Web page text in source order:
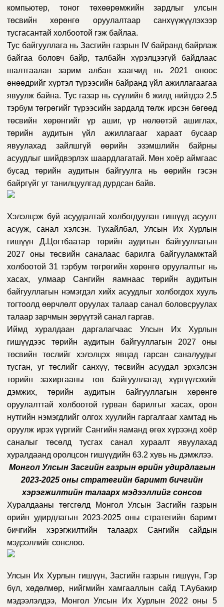
компьютер, тоног төхөөрөмжийн зардлыг улсын
төсвийн хөрөнгө оруулалтаар санхүүжүүлэхээр
тусгасантай холбоотой гэж байлаа.
Тус байгууллага нь Засгийн газрын IV байранд байрлаж
байгаа боловч байр, талбайн хүрэлцээгүй байдлаас
шалтгаалан зарим албан хаагчид нь 2021 оноос
өнөөдрийг хүртэл түрээсийн байранд үйл ажиллагаагаа
явуулж байна. Тус газар нь сүүлийн 6 жилд нийтдээ 2.5
тэрбум төгрөгийг түрээсийн зардалд төлж ирсэн бөгөөд
төсвийн хөрөнгийг үр ашиг, үр нөлөөтэй ашиглах,
төрийн аудитын үйл ажиллагааг хараат бусаар
явуулахад зайлшгүй өөрийн эзэмшлийн байрны
асуудлыг шийдвэрлэх шаардлагатай. Мөн хоёр аймгаас
бусад төрийн аудитын байгуулга нь өөрийн гэсэн
байргүйг уг танилцуулгад дурдсан байв.
Хэлэлцэж буй асуудалтай холбогдуулан гишүүд асуулт
асууж, санал хэлсэн. Тухайлбал, Улсын Их Хурлын
гишүүн Д.Цогтбаатар төрийн аудитын байгууллагын
2027 оны төсвийн саналаас барилга байгууламжтай
холбоотой 31 тэрбум төгрөгийн хөрөнгө оруулалтыг нь
хасах, улмаар Сангийн яамнаас төрийн аудитын
байгууллагын нэмэгдэл хийх асуудлыг холбогдох хууль
тогтоолд өөрчлөлт оруулах талаар санал боловсруулах
талаар зарчмын зөрүүтэй санал гаргав.
Иймд хуралдаан даргалагчаас Улсын Их Хурлын
гишүүдээс төрийн аудитын байгууллагын 2027 оны
төсвийн төслийг хэлэлцэх явцад гарсан саналуудыг
тусган, уг төслийг санхүү, төсвийн асуудал эрхэлсэн
төрийн захиргааны төв байгууллагад хүргүүлэхийг
дэмжих, төрийн аудитын байгууллагын хөрөнгө
оруулалттай холбоотой гурван барилгыг хасах, орон
нутгийн нэмэгдлийг олгох хуулийн гаргалгааг хамтад нь
оруулж ирэх үүргийг Сангийн яаманд өгөх хүрээнд хоёр
саналыг төсөлд тусгах санал хураалт явуулахад
хуралдаанд оролцсон гишүүдийн 63.2 хувь нь дэмжлээ.
Монгол Улсын Засгийн газрын өрийн удирдлагын
2023-2025 оны стратегийн баримт бичгийн
хэрэгжилтийн талаарх мэдээллийг сонсов
Хуралдааны төгсгөлд Монгол Улсын Засгийн газрын
өрийн удирдлагын 2023-2025 оны стратегийн баримт
бичгийн хэрэгжилтийн талаарх Сангийн сайдын
мэдээллийг сонслоо.
Улсын Их Хурлын гишүүн, Засгийн газрын гишүүн, Гэр
бүл, хөдөлмөр, нийгмийн хамгааллын сайд Т.Аубакир
мэдээлэлдээ, Монгол Улсын Их Хурлын 2022 оны 5